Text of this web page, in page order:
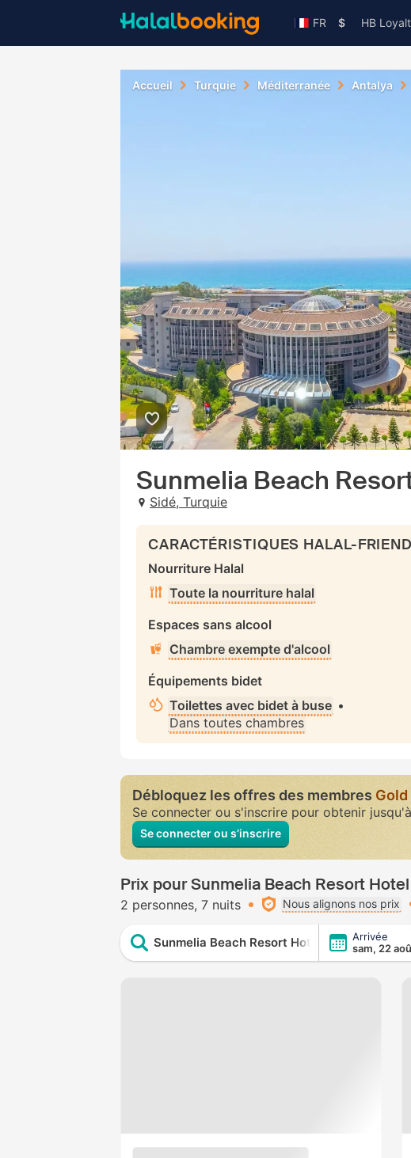
FR $ HB
Accueil Turquie Méditerranée Antalya
Sunmelia Beach
Sidé, Turquie
CARACTÉRISTIQUES HALAL-
Nourriture Halal
Toute la nourriture halal
Espaces sans alcool
Chambre exempte d'alcool
Équipements bidet
Toilettes avec bidet à buse •
Dans toutes chambres
Débloquez les offres des membresGold
Se connecter ou s'inscrire pour obtenir
Se connecter ou s’inscrire
Prix pour Sunmelia Beach Resort
2 personnes 7 nuits Nous alignons nos prix
Sunmelia Beach Resort Hotel & SpaArrivée
sam, 22